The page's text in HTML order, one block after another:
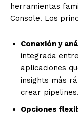
herramientas
Console. Los
Conexión y
integrada
aplicaciones
insights más
crear pipelines.
Opciones